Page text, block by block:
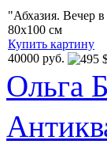
"Абхазия. Вечер
80x100 см
Купить картину
40000 руб.
Ольга